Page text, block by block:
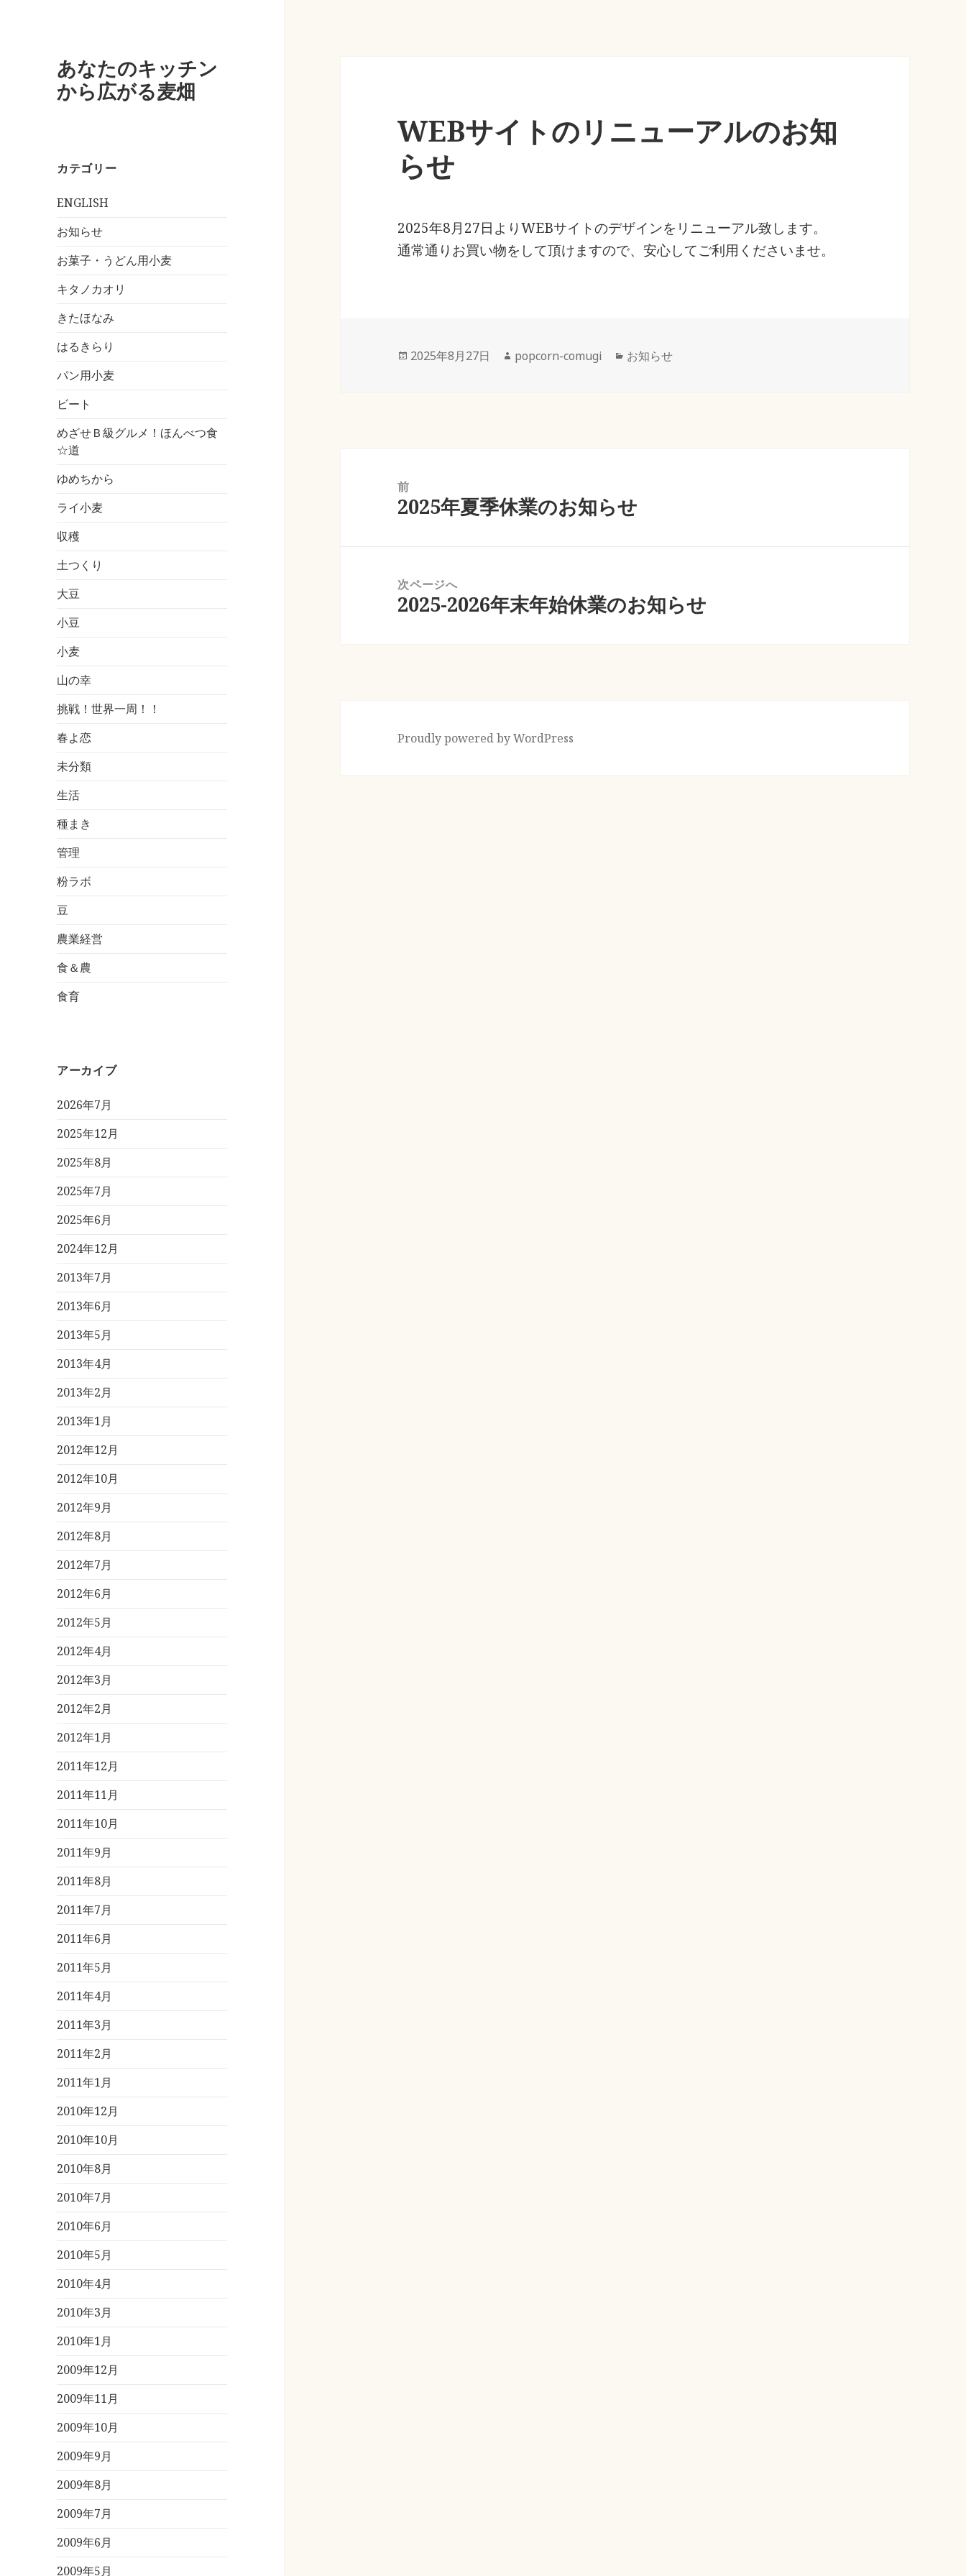
あなたのキッチン
から広がる麦畑
カテゴリー
ENGLISH
お知らせ
お菓子・うどん用小麦
キタノカオリ
きたほなみ
はるきらり
パン用小麦
ビート
めざせＢ級グルメ！ほんべつ食
☆道
ゆめちから
ライ小麦
収穫
土つくり
大豆
小豆
小麦
山の幸
挑戦！世界一周！！
春よ恋
未分類
生活
種まき
管理
粉ラボ
豆
農業経営
食＆農
食育
アーカイブ
2026年7月
2025年12月
2025年8月
2025年7月
2025年6月
2024年12月
2013年7月
2013年6月
2013年5月
2013年4月
2013年2月
2013年1月
2012年12月
2012年10月
2012年9月
2012年8月
2012年7月
2012年6月
2012年5月
2012年4月
2012年3月
2012年2月
2012年1月
2011年12月
2011年11月
2011年10月
2011年9月
2011年8月
2011年7月
2011年6月
2011年5月
2011年4月
2011年3月
2011年2月
2011年1月
2010年12月
2010年10月
2010年8月
2010年7月
2010年6月
2010年5月
2010年4月
2010年3月
2010年1月
2009年12月
2009年11月
2009年10月
2009年9月
2009年8月
2009年7月
2009年6月
2009年5月
WEBサイトのリニューアルのお知
らせ
2025年8月27日よりWEBサイトのデザインをリニューアル致します。
通常通りお買い物をして頂けますので、安心してご利用くださいませ。
投
2025年8月27日
作
popcorn-comugi
カ
お知らせ
前
前
2025年夏季休業のお知らせ
次ページへ
次
2025-2026年末年始休業のお知らせ
Proudly powered by WordPress